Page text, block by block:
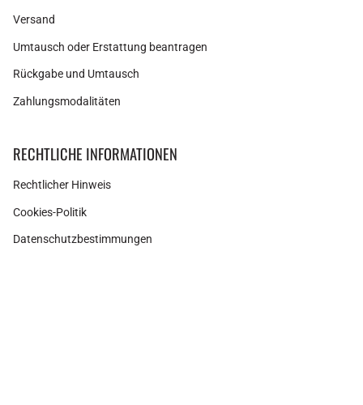
Versand
Umtausch oder Erstattung beantragen
Rückgabe und Umtausch
Zahlungsmodalitäten
RECHTLICHE INFORMATIONEN
Rechtlicher Hinweis
Cookies-Politik
Datenschutzbestimmungen